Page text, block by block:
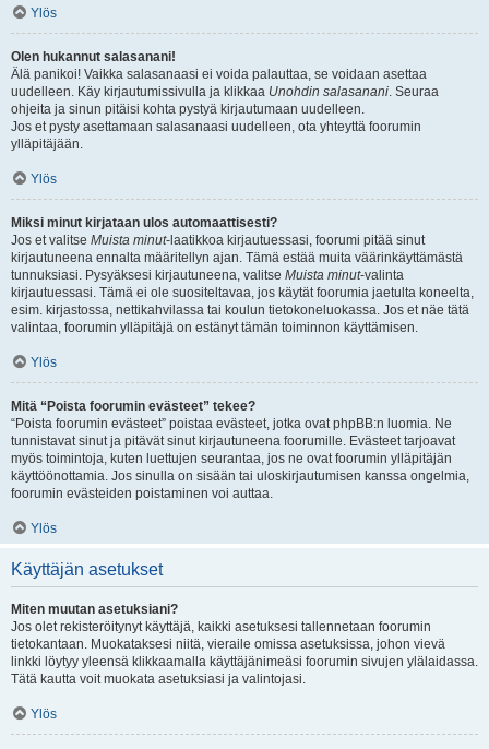
Ylös
Olen hukannut salasanani!
Älä panikoi! Vaikka salasanaasi ei voida palauttaa, se voidaan asettaa
uudelleen. Käy kirjautumissivulla ja klikkaa Unohdin salasanani. Seuraa
ohjeita ja sinun pitäisi kohta pystyä kirjautumaan uudelleen.
Jos et pysty asettamaan salasanaasi uudelleen, ota yhteyttä foorumin
ylläpitäjään.
Ylös
Miksi minut kirjataan ulos automaattisesti?
Jos et valitse Muista minut-laatikkoa kirjautuessasi, foorumi pitää sinut
kirjautuneena ennalta määritellyn ajan. Tämä estää muita väärinkäyttämästä
tunnuksiasi. Pysyäksesi kirjautuneena, valitse Muista minut-valinta
kirjautuessasi. Tämä ei ole suositeltavaa, jos käytät foorumia jaetulta koneelta,
esim. kirjastossa, nettikahvilassa tai koulun tietokoneluokassa. Jos et näe tätä
valintaa, foorumin ylläpitäjä on estänyt tämän toiminnon käyttämisen.
Ylös
Mitä “Poista foorumin evästeet” tekee?
“Poista foorumin evästeet” poistaa evästeet, jotka ovat phpBB:n luomia. Ne
tunnistavat sinut ja pitävät sinut kirjautuneena foorumille. Evästeet tarjoavat
myös toimintoja, kuten luettujen seurantaa, jos ne ovat foorumin ylläpitäjän
käyttöönottamia. Jos sinulla on sisään tai uloskirjautumisen kanssa ongelmia,
foorumin evästeiden poistaminen voi auttaa.
Ylös
Käyttäjän asetukset
Miten muutan asetuksiani?
Jos olet rekisteröitynyt käyttäjä, kaikki asetuksesi tallennetaan foorumin
tietokantaan. Muokataksesi niitä, vieraile omissa asetuksissa, johon vievä
linkki löytyy yleensä klikkaamalla käyttäjänimeäsi foorumin sivujen ylälaidassa.
Tätä kautta voit muokata asetuksiasi ja valintojasi.
Ylös